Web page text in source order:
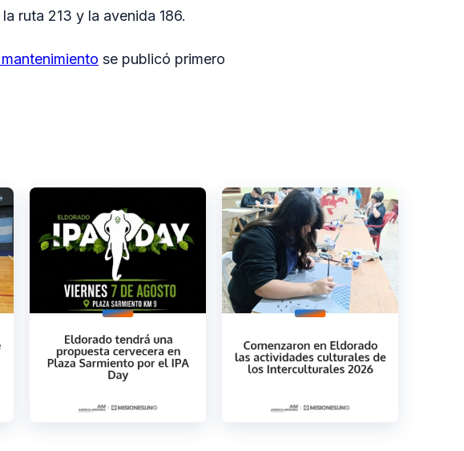
ruta 213 y la avenida 186.
se publicó primero